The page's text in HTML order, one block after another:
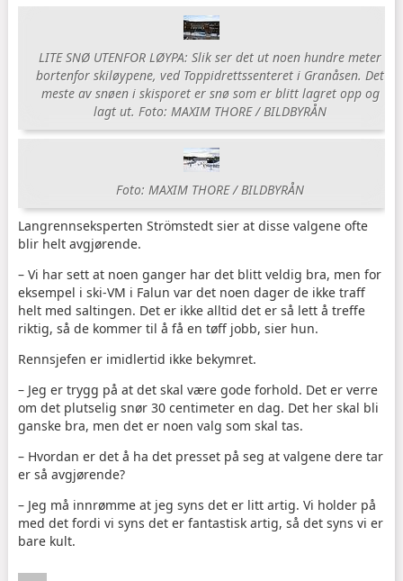
LITE SNØ UTENFOR LØYPA: Slik ser det ut noen hundre meter
bortenfor skiløypene, ved Toppidrettssenteret i Granåsen. Det
meste av snøen i skisporet er snø som er blitt lagret opp og
lagt ut. Foto: MAXIM THORE / BILDBYRÅN
Foto: MAXIM THORE / BILDBYRÅN
Langrennseksperten Strömstedt sier at disse valgene ofte
blir helt avgjørende.
– Vi har sett at noen ganger har det blitt veldig bra, men for
eksempel i ski-VM i Falun var det noen dager de ikke traff
helt med saltingen. Det er ikke alltid det er så lett å treffe
riktig, så de kommer til å få en tøff jobb, sier hun.
Rennsjefen er imidlertid ikke bekymret.
– Jeg er trygg på at det skal være gode forhold. Det er verre
om det plutselig snør 30 centimeter en dag. Det her skal bli
ganske bra, men det er noen valg som skal tas.
– Hvordan er det å ha det presset på seg at valgene dere tar
er så avgjørende?
– Jeg må innrømme at jeg syns det er litt artig. Vi holder på
med det fordi vi syns det er fantastisk artig, så det syns vi er
bare kult.